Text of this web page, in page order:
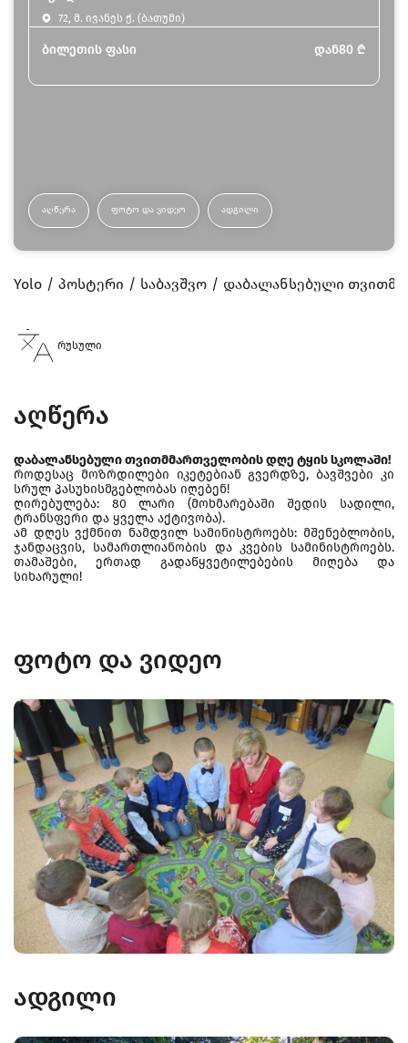
72, მ. ივანეს ქ. (ბათუმი)
ბილეთის ფასი დან80 ₾
ᲐᲦᲬᲔᲠᲐ ᲤᲝᲢᲝ ᲓᲐ ᲕᲘᲓᲔᲝ ᲐᲓᲒᲘᲚᲘ
Yolo პოსტერი საბავშვო დაბალანსებული
რუსული
აღწერა
დაბალანსებული თვითმმართველობის დღე ტყის სკოლაში!
როდესაც მოზრდილები იკეტებიან გვერდზე, ბავშვები კი
სრულ პასუხისმგებლობას იღებენ!
ღირებულება: 80 ლარი (მოხმარებაში შედის სადილი,
ტრანსფერი და ყველა აქტივობა).
ამ დღეს ვქმნით ნამდვილ სამინისტროებს: მშენებლობის,
ჯანდაცვის, სამართლიანობის და კვების სამინისტროებს.
თამაშები, ერთად გადაწყვეტილებების მიღება და
სიხარული!
ფოტო და ვიდეო
ადგილი